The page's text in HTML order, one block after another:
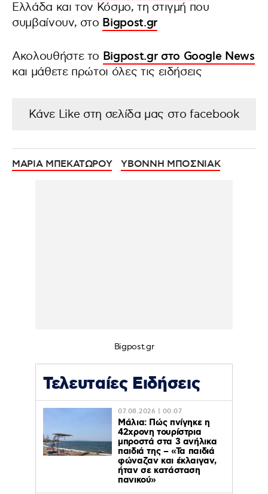
Ελλάδα και τον Κόσμο, τη στιγμή που
συμβαίνουν, στο Bigpost.gr
Ακολουθήστε το Bigpost.gr στο Google News
και μάθετε πρώτοι όλες τις ειδήσεις
Κάνε Like στη σελίδα μας στο facebook
ΜΑΡΙΑ ΜΠΕΚΑΤΩΡΟΥ ΥΒΟΝΝΗ ΜΠΟΣΝΙΑΚ
Bigpost.gr
Τελευταίες Ειδήσεις
07.08.2026 | 00:07
Μάλια: Πώς πνίγηκε η
42χρονη τουρίστρια
μπροστά στα 3 ανήλικα
παιδιά της – «Τα παιδιά
φώναζαν και έκλαιγαν,
ήταν σε κατάσταση
πανικού»